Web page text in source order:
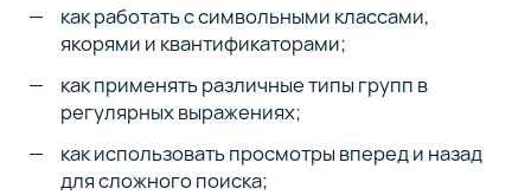
как работать с символьными классами,
якорями и квантификаторами;
как применять различные типы групп в
регулярных выражениях;
как использовать просмотры вперед и назад
для сложного поиска;